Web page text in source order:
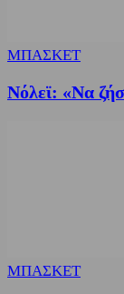
ΜΠΑΣΚΕΤ
Nόλεϊ: «Να
ΜΠΑΣΚΕΤ